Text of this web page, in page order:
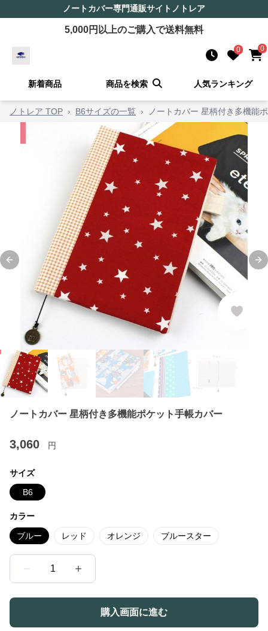
ノートカバー専門通販サイト ノトレア
5,000円以上のご購入で送料無料
0 0
新着商品 商品を検索 人気ランキング
ノトレア TOP › B6サイズの一覧 › ノートカバー 星柄付き多機能
Previous slide
ノートカバー 星柄付き多機能ポケット手帳カバー
3,060 円
サイズ
B6
カラー
ブルー レッド オレンジ ブルースター
1
購入画面に進む